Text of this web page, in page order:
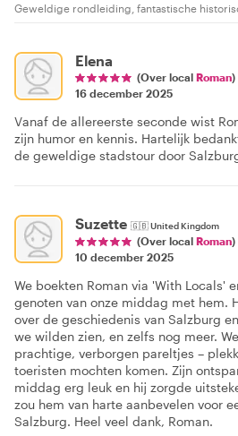
Geweldige rondleiding, fantastische
Elena
(Over local Roman)
16 december 2025
Vanaf de allereerste seconde wist
zijn humor en kennis. Hartelijk
de geweldige stadstour door
Suzette 🇬🇧United Kingdom
(Over local Roman)
10 december 2025
We boekten Roman via 'With Locals'
genoten van onze middag met hem.
over de geschiedenis van Salzburg
we wilden zien, en zelfs nog meer.
prachtige, verborgen pareltjes –
toeristen mochten komen. Zijn
middag erg leuk en hij zorgde
zou hem van harte aanbevelen voor
Salzburg. Heel veel dank, Roman.